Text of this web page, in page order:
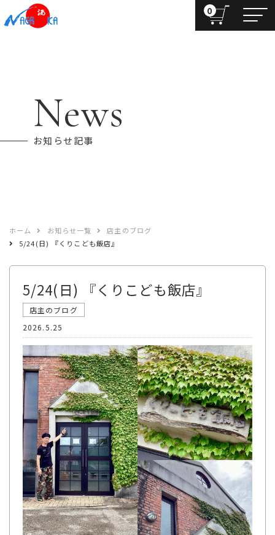
0
News
お知らせ記事
ホーム お知らせ一覧
店主のブログ
5/24(日) 『くりこども飯店』
5/24(日) 『くりこども飯店』
店主のブログ
2026.5.25